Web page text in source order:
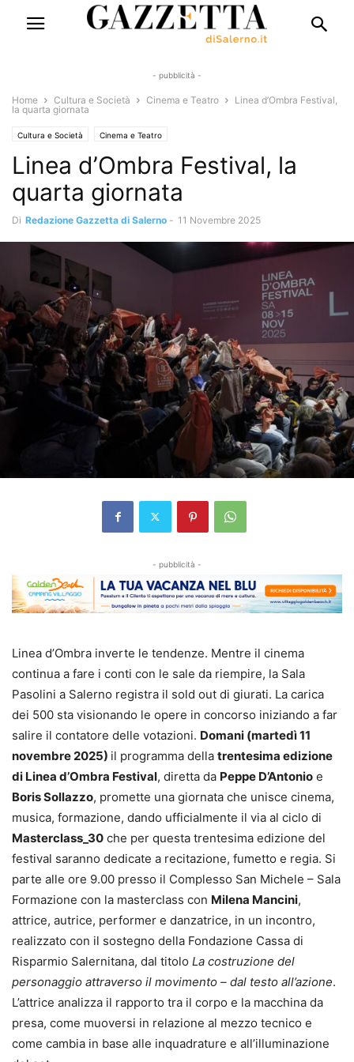
- pubblicità -
Home Cultura e Società Cinema e Teatro
Linea d’Ombra Festival,
la quarta giornata
Cultura e Società Cinema e Teatro
Linea d’Ombra Festival, la
quarta giornata
Di Redazione Gazzetta di Salerno - 11 Novembre 2025
- pubblicità -
Linea d’Ombra inverte le tendenze. Mentre il cinema
continua a fare i conti con le sale da riempire, la Sala
Pasolini a Salerno registra il sold out di giurati. La carica
dei 500 sta visionando le opere in concorso iniziando a far
salire il contatore delle votazioni. Domani (martedì 11
novembre 2025) il programma della trentesima edizione
di Linea d’Ombra Festival, diretta da Peppe D’Antonio e
Boris Sollazzo, promette una giornata che unisce cinema,
musica, formazione, dando ufficialmente il via al ciclo di
Masterclass_30 che per questa trentesima edizione del
festival saranno dedicate a recitazione, fumetto e regia. Si
parte alle ore 9.00 presso il Complesso San Michele – Sala
Formazione con la masterclass con Milena Mancini,
attrice, autrice, performer e danzatrice, in un incontro,
realizzato con il sostegno della Fondazione Cassa di
Risparmio Salernitana, dal titolo La costruzione del
personaggio attraverso il movimento – dal testo all’azione.
L’attrice analizza il rapporto tra il corpo e la macchina da
presa, come muoversi in relazione al mezzo tecnico e
come cambia in base alle inquadrature e all’illuminazione